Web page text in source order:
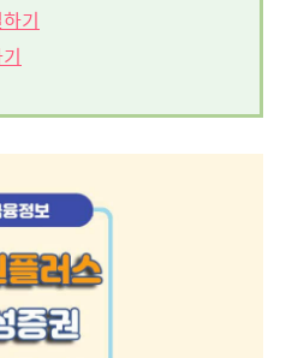
기